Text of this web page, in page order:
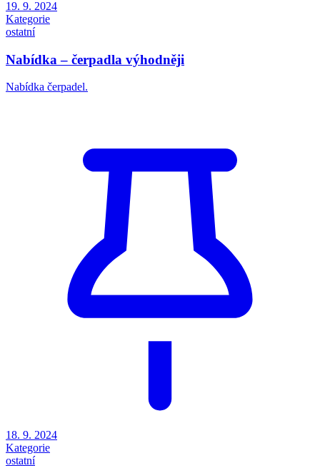
19. 9. 2024
Kategorie
ostatní
Nabídka – čerpadla výhodněji
Nabídka čerpadel.
18. 9. 2024
Kategorie
ostatní